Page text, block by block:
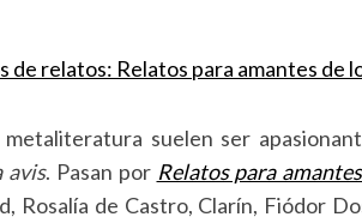
suelen ser
avis. Pasan por Relatos para
Rosalía de Castro, Clarín, Fiódor